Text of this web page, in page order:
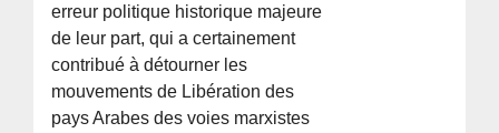
erreur politique historique majeure
de leur part, qui a certainement
contribué à détourner les
mouvements de Libération des
pays Arabes des voies marxistes